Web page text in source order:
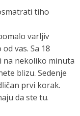
tiho
varljiv
vas. Sa 18
na nekoliko minuta
blizu. Sedenje
prvi korak.
da ste tu.